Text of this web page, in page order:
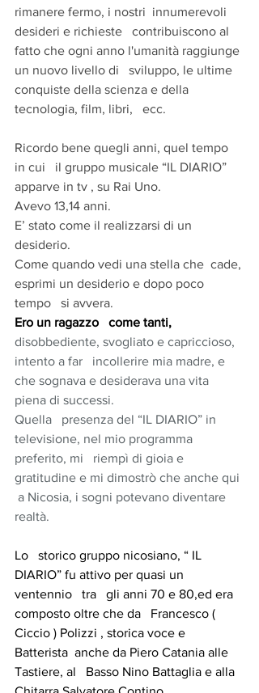
rimanere fermo, i nostri  innumerevoli
desideri e richieste   contribuiscono al
fatto che ogni anno l'umanità raggiunge
un nuovo livello di   sviluppo, le ultime
conquiste della scienza e della
tecnologia, film, libri,   ecc.
Ricordo bene quegli anni, quel tempo
in cui   il gruppo musicale “IL DIARIO”
apparve in tv , su Rai Uno.
Avevo 13,14 anni.
E’ stato come il realizzarsi di un
desiderio.
Come quando vedi una stella che  cade,
esprimi un desiderio e dopo poco
tempo   si avvera.
Ero un ragazzo   come tanti,
disobbediente, svogliato e capriccioso,
intento a far   incollerire mia madre, e
che sognava e desiderava una vita
piena di successi.
Quella   presenza del “IL DIARIO” in
televisione, nel mio programma
preferito, mi   riempì di gioia e
gratitudine e mi dimostrò che anche qui
a Nicosia, i sogni potevano diventare
realtà.
Lo   storico gruppo nicosiano, “ IL
DIARIO” fu attivo per quasi un
ventennio   tra   gli anni 70 e 80,ed era
composto oltre che da   Francesco (
Ciccio ) Polizzi , storica voce e
Batterista  anche da Piero Catania alle
Tastiere, al   Basso Nino Battaglia e alla